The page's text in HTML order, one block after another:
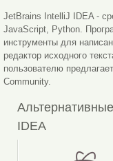
JetBrains IntelliJ IDEA -
JavaScript, Python.
инструменты для
редактор исходного
пользователю
Community.
IDEA